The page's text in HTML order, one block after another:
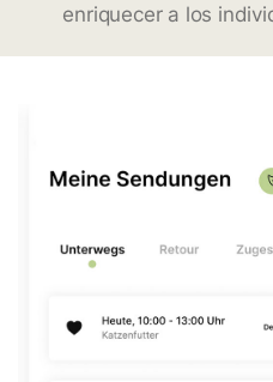
enriquecer a los